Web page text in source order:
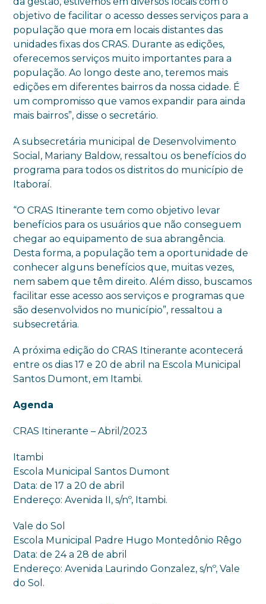
objetivo de facilitar o acesso desses serviços para a
população que mora em locais distantes das
unidades fixas dos CRAS. Durante as edições,
oferecemos serviços muito importantes para a
população. Ao longo deste ano, teremos mais
edições em diferentes bairros da nossa cidade. É
um compromisso que vamos expandir para ainda
mais bairros”, disse o secretário.
A subsecretária municipal de Desenvolvimento
Social, Mariany Baldow, ressaltou os benefícios do
programa para todos os distritos do município de
Itaboraí.
“O CRAS Itinerante tem como objetivo levar
benefícios para os usuários que não conseguem
chegar ao equipamento de sua abrangência.
Desta forma, a população tem a oportunidade de
conhecer alguns benefícios que, muitas vezes,
nem sabem que têm direito. Além disso, buscamos
facilitar esse acesso aos serviços e programas que
são desenvolvidos no município”, ressaltou a
subsecretária.
A próxima edição do CRAS Itinerante acontecerá
entre os dias 17 e 20 de abril na Escola Municipal
Santos Dumont, em Itambi.
Agenda
CRAS Itinerante – Abril/2023
Itambi
Escola Municipal Santos Dumont
Data: de 17 a 20 de abril
Endereço: Avenida II, s/nº, Itambi.
Vale do Sol
Escola Municipal Padre Hugo Montedônio Rêgo
Data: de 24 a 28 de abril
Endereço: Avenida Laurindo Gonzalez, s/nº, Vale
do Sol.